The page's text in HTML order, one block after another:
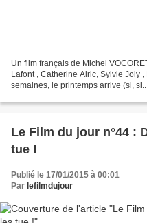
Un film français de Michel
Lafont , Catherine Alric, Sylvie Joly
semaines, le printemps arrive (si,
Le Film du jour n°44 :
tue !
Publié le 17/01/2015 à 00:01
Par lefilmdujour